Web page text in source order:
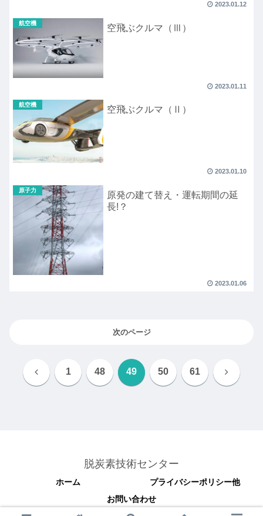
2023.01.12
航空機 空飛ぶクルマ（Ⅲ）
2023.01.11
航空機 空飛ぶクルマ（Ⅱ）
2023.01.10
原子力
原発の建て替え・運転期間の延
長!？
2023.01.06
次のページ
前 1 48 49 50 61 次
脱炭素技術センター
ホーム
プライバシーポリシー他
お問い合わせ